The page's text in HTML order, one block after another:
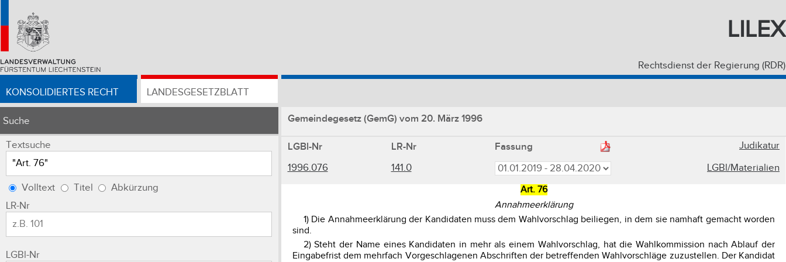
LILEX
Rechtsdienst der Regierung (RDR)
KONSOLIDIERTES RECHT LANDESGESETZBLATT
Suche
Textsuche
Volltext Titel
Abkürzung
LR-Nr
LGBl-Nr
Gemeindegesetz (GemG) vom 20. März 1996
LGBl-Nr LR-Nr Fassung
Judikatur
1996.076
141.0 LGBl/Materialien